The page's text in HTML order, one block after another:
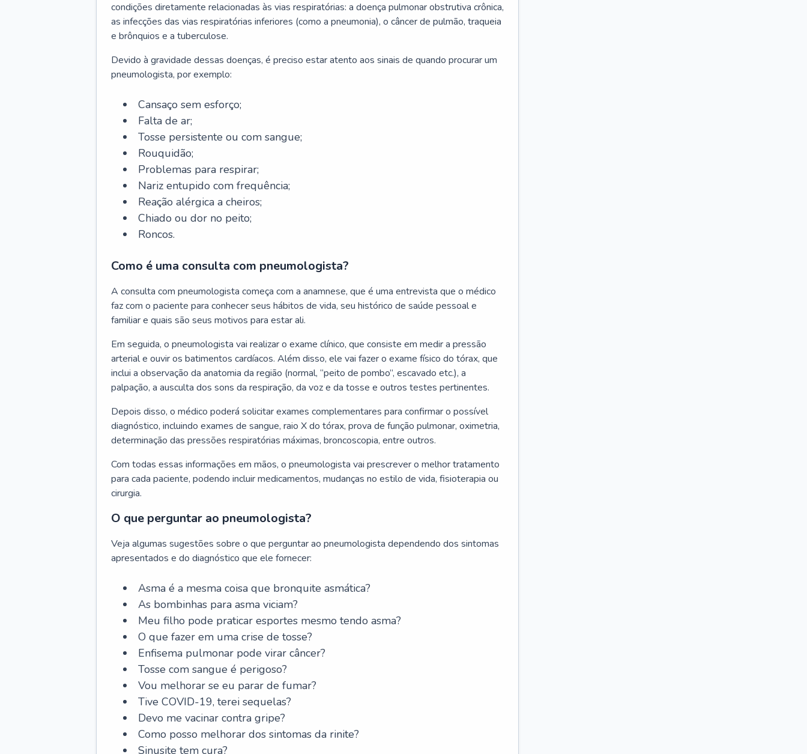
condições diretamente relacionadas às vias respiratórias: a doença pulmonar obstrutiva crônica,
as infecções das vias respiratórias inferiores (como a pneumonia), o câncer de pulmão, traqueia
e brônquios e a tuberculose.
Devido à gravidade dessas doenças, é preciso estar atento aos sinais de quando procurar um
pneumologista, por exemplo:
Cansaço sem esforço;
Falta de ar;
Tosse persistente ou com sangue;
Rouquidão;
Problemas para respirar;
Nariz entupido com frequência;
Reação alérgica a cheiros;
Chiado ou dor no peito;
Roncos.
Como é uma consulta com pneumologista?
A consulta com pneumologista começa com a anamnese, que é uma entrevista que o médico
faz com o paciente para conhecer seus hábitos de vida, seu histórico de saúde pessoal e
familiar e quais são seus motivos para estar ali.
Em seguida, o pneumologista vai realizar o exame clínico, que consiste em medir a pressão
arterial e ouvir os batimentos cardíacos. Além disso, ele vai fazer o exame físico do tórax, que
inclui a observação da anatomia da região (normal, “peito de pombo”, escavado etc.), a
palpação, a ausculta dos sons da respiração, da voz e da tosse e outros testes pertinentes.
Depois disso, o médico poderá solicitar exames complementares para confirmar o possível
diagnóstico, incluindo exames de sangue, raio X do tórax, prova de função pulmonar, oximetria,
determinação das pressões respiratórias máximas, broncoscopia, entre outros.
Com todas essas informações em mãos, o pneumologista vai prescrever o melhor tratamento
para cada paciente, podendo incluir medicamentos, mudanças no estilo de vida, fisioterapia ou
cirurgia.
O que perguntar ao pneumologista?
Veja algumas sugestões sobre o que perguntar ao pneumologista dependendo dos sintomas
apresentados e do diagnóstico que ele fornecer:
Asma é a mesma coisa que bronquite asmática?
As bombinhas para asma viciam?
Meu filho pode praticar esportes mesmo tendo asma?
O que fazer em uma crise de tosse?
Enfisema pulmonar pode virar câncer?
Tosse com sangue é perigoso?
Vou melhorar se eu parar de fumar?
Tive COVID-19, terei sequelas?
Devo me vacinar contra gripe?
Como posso melhorar dos sintomas da rinite?
Sinusite tem cura?